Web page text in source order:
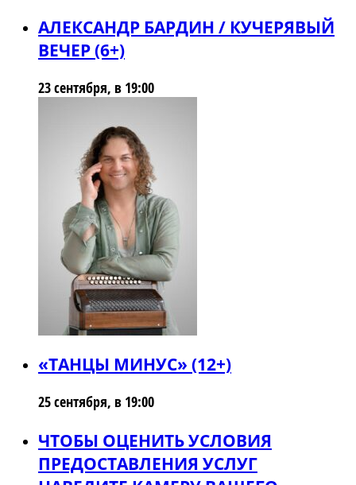
АЛЕКСАНДР БАРДИН / КУЧЕРЯВЫЙ
ВЕЧЕР (6+)
23 сентября, в 19:00
«ТАНЦЫ МИНУС» (12+)
25 сентября, в 19:00
ЧТОБЫ ОЦЕНИТЬ УСЛОВИЯ
ПРЕДОСТАВЛЕНИЯ УСЛУГ